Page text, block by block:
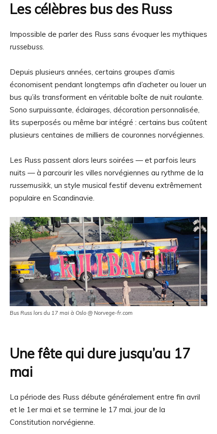
Les célèbres bus des Russ
Impossible de parler des Russ sans évoquer les mythiques
russebuss.
Depuis plusieurs années, certains groupes d’amis
économisent pendant longtemps afin d’acheter ou louer un
bus qu’ils transforment en véritable boîte de nuit roulante.
Sono surpuissante, éclairages, décoration personnalisée,
lits superposés ou même bar intégré : certains bus coûtent
plusieurs centaines de milliers de couronnes norvégiennes.
Les Russ passent alors leurs soirées — et parfois leurs
nuits — à parcourir les villes norvégiennes au rythme de la
russemusikk, un style musical festif devenu extrêmement
populaire en Scandinavie.
Bus Russ lors du 17 mai à Oslo @ Norvege-fr.com
Une fête qui dure jusqu’au 17
mai
La période des Russ débute généralement entre fin avril
et le 1er mai et se termine le 17 mai, jour de la
Constitution norvégienne.